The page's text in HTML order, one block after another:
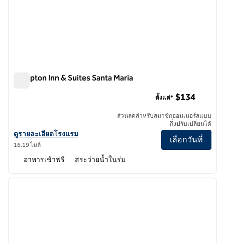
Hampton Inn & Suites Santa Maria
ดูรายละเอียดโรงแรม Hampton Inn & Suites Santa Maria
ดูรายละเอียดโรงแรม
16.19 ไมล์
ตั้งแต่* $134
ส่วนลดสําหรับสมาชิกออนเนอร์สแบบ
กึ่งปรับเปลี่ยนได้
เลือกวันที่
อาหารเช้าฟรี สระว่ายน้ำในร่ม
1 จาก 12
ภาพถั